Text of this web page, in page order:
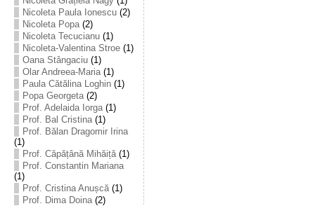
Nicoleta Paula Ionescu(2)
Nicoleta Popa(2)
Nicoleta Tecucianu(1)
Nicoleta-Valentina Stroe(1)
Oana Stângaciu(1)
Olar Andreea-Maria(1)
Paula Cătălina Loghin(1)
Popa Georgeta(2)
Prof. Adelaida Iorga(1)
Prof. Bal Cristina(1)
Prof. Bălan Dragomir Irina
(1)
Prof. Căpățână Mihăiță(1)
Prof. Constantin Mariana
(1)
Prof. Cristina Anușcă(1)
Prof. Dima Doina(2)